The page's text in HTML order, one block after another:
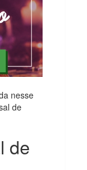
nesse
de
de